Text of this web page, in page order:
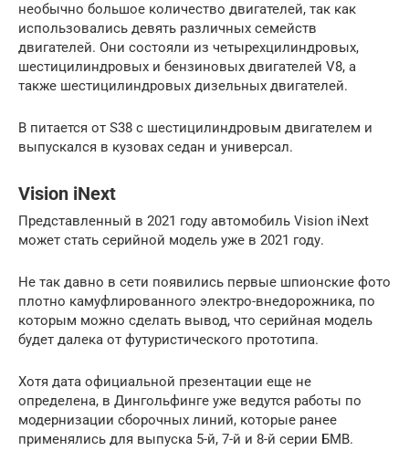
необычно большое количество двигателей, так как
использовались девять различных семейств
двигателей. Они состояли из четырехцилиндровых,
шестицилиндровых и бензиновых двигателей V8, а
также шестицилиндровых дизельных двигателей.
В питается от S38 с шестицилиндровым двигателем и
выпускался в кузовах седан и универсал.
Vision iNext
Представленный в 2021 году автомобиль Vision iNext
может стать серийной модель уже в 2021 году.
Не так давно в сети появились первые шпионские фото
плотно камуфлированного электро-внедорожника, по
которым можно сделать вывод, что серийная модель
будет далека от футуристического прототипа.
Хотя дата официальной презентации еще не
определена, в Дингольфинге уже ведутся работы по
модернизации сборочных линий, которые ранее
применялись для выпуска 5-й, 7-й и 8-й серии БМВ.